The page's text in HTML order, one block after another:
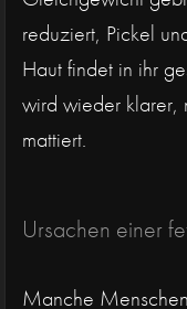
reduziert, Pickel
Haut findet in ihr
wird wieder klarer,
mattiert.
Ursachen einer
Manche